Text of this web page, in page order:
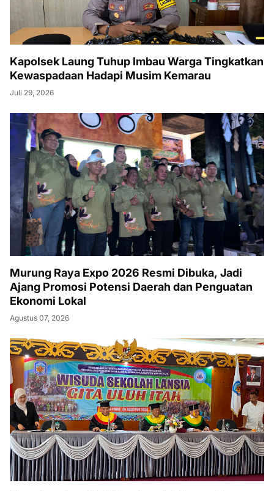
Kapolsek Laung Tuhup Imbau Warga Tingkatkan
Kewaspadaan Hadapi Musim Kemarau
Juli 29, 2026
Murung Raya Expo 2026 Resmi Dibuka, Jadi
Ajang Promosi Potensi Daerah dan Penguatan
Ekonomi Lokal
Agustus 07, 2026